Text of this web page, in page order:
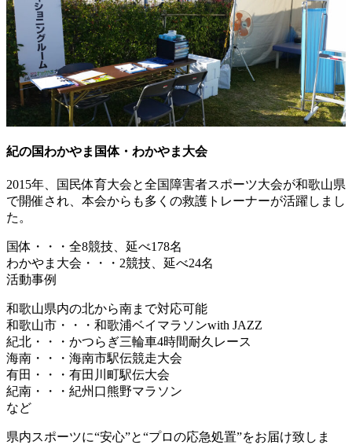
紀の国わかやま国体・わかやま大会
2015年、国民体育大会と全国障害者スポーツ大会が和歌山県
で開催され、本会からも多くの救護トレーナーが活躍しまし
た。
国体・・・全8競技、延べ178名
わかやま大会・・・2競技、延べ24名
活動事例
和歌山県内の北から南まで対応可能
和歌山市・・・和歌浦ベイマラソンwith JAZZ
紀北・・・かつらぎ三輪車4時間耐久レース
海南・・・海南市駅伝競走大会
有田・・・有田川町駅伝大会
紀南・・・紀州口熊野マラソン
など
県内スポーツに“安心”と“プロの応急処置”をお届け致しま